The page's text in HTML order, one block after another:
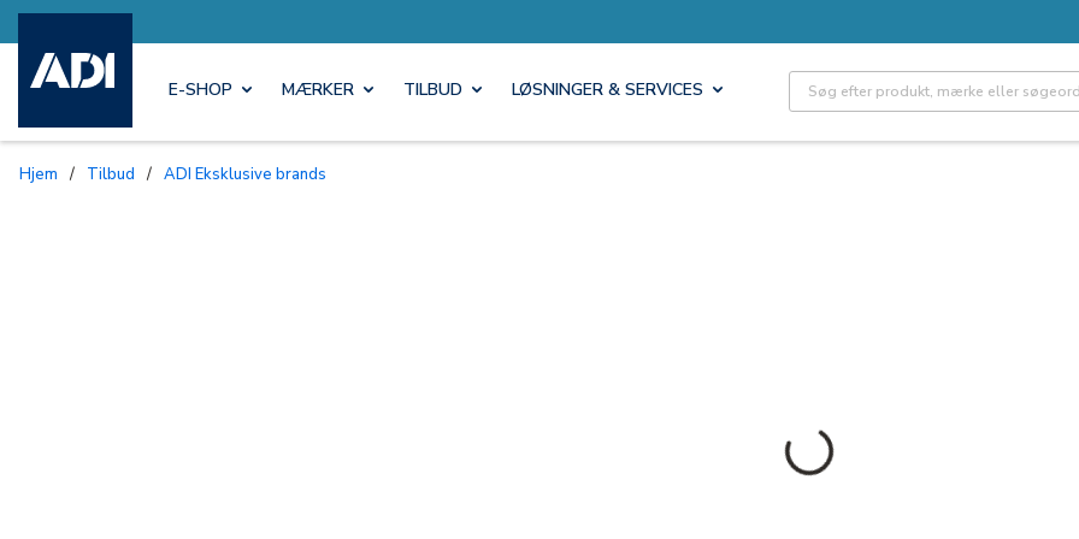
E-SHOP MÆRKER TILBUD LØSNINGER & SERVICES Site Search
Hjem / Tilbud / ADI Eksklusive brands